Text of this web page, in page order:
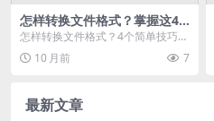
怎样转换文件格式？掌握这4
个技巧轻松搞定
怎样转换文件格式？4个简单技巧帮
你轻松搞定！在日常职业和生活
中，我们总是会遇到需...
10 月前 7
最新文章